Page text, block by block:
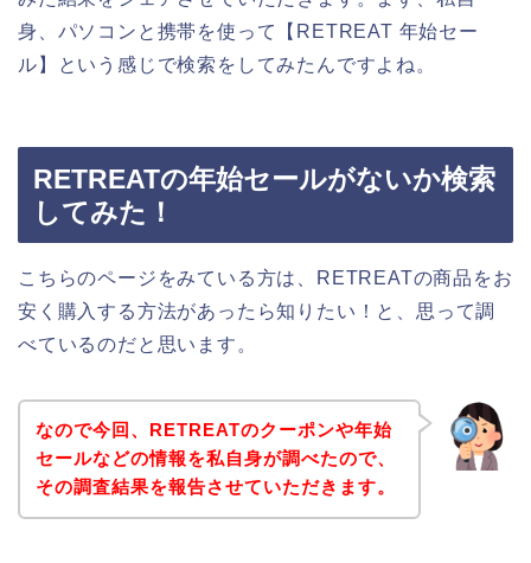
身、パソコンと携帯を使って【RETREAT 年始セー
ル】という感じで検索をしてみたんですよね。
RETREATの年始セールがないか検索
してみた！
こちらのページをみている方は、RETREATの商品をお
安く購入する方法があったら知りたい！と、思って調
べているのだと思います。
なので今回、RETREATのクーポンや年始
セールなどの情報を私自身が調べたので、
その調査結果を報告させていただきます。